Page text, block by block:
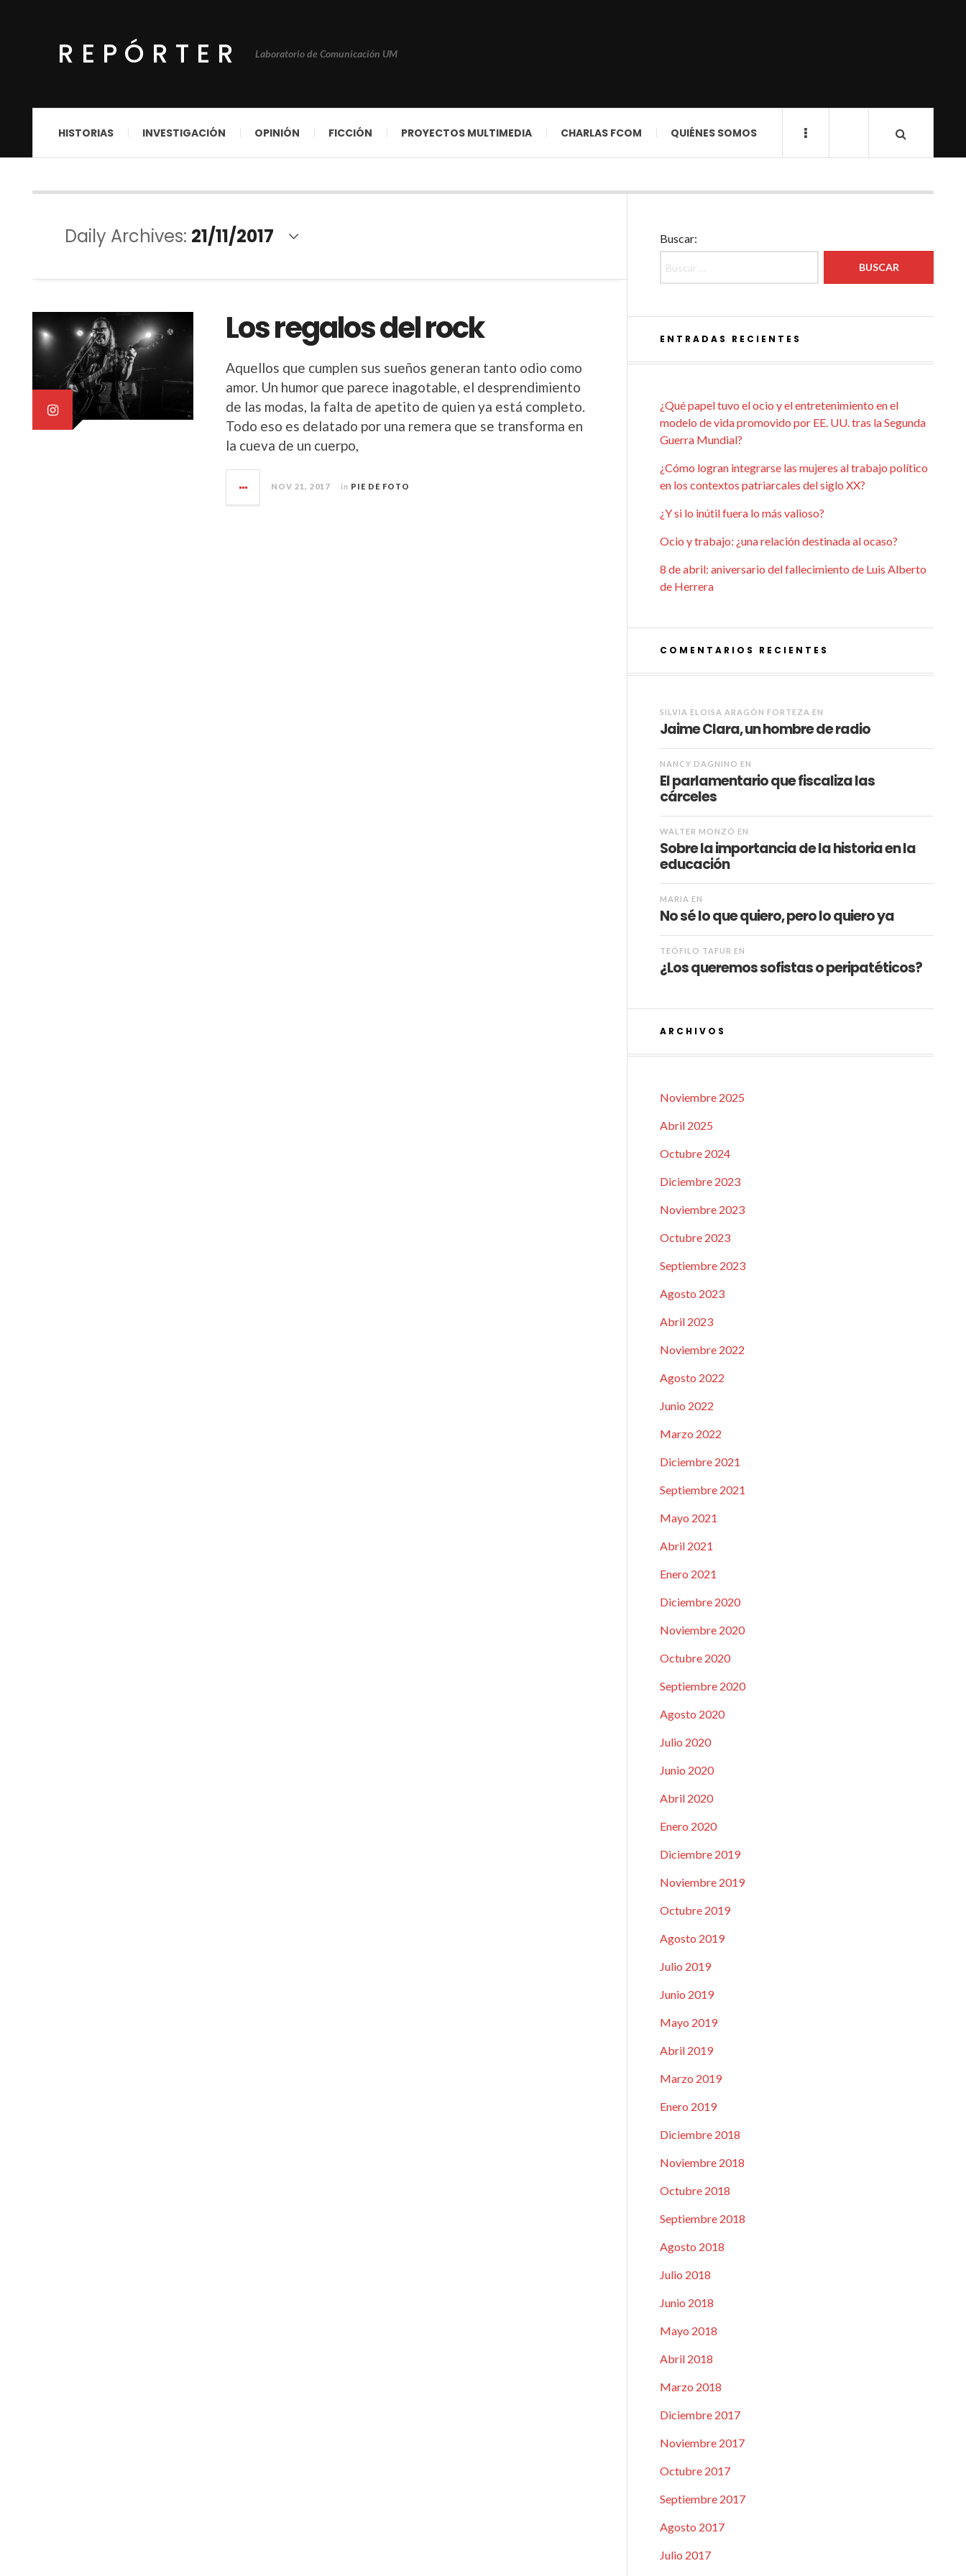
REPÓRTER Laboratorio de Comunicación UM
HISTORIAS INVESTIGACIÓN OPINIÓN FICCIÓN PROYECTOS MULTIMEDIA CHARLAS FCOM QUIÉNES SOMOS
Daily Archives: 21/11/2017
Los regalos del rock
Aquellos que cumplen sus sueños generan tanto odio como
amor. Un humor que parece inagotable, el desprendimiento
de las modas, la falta de apetito de quien ya está completo.
Todo eso es delatado por una remera que se transforma en
la cueva de un cuerpo,
NOV 21, 2017 in PIE DE FOTO
Buscar:
ENTRADAS RECIENTES
¿Qué papel tuvo el ocio y el entretenimiento en el
modelo de vida promovido por EE. UU. tras la Segunda
Guerra Mundial?
¿Cómo logran integrarse las mujeres al trabajo político
en los contextos patriarcales del siglo XX?
¿Y si lo inútil fuera lo más valioso?
Ocio y trabajo: ¿una relación destinada al ocaso?
8 de abril: aniversario del fallecimiento de Luis Alberto
de Herrera
COMENTARIOS RECIENTES
SILVIA ELOISA ARAGÓN FORTEZA EN
Jaime Clara, un hombre de radio
NANCY DAGNINO EN
El parlamentario que fiscaliza las
cárceles
WALTER MONZÓ EN
Sobre la importancia de la historia en la
educación
MARIA EN
No sé lo que quiero, pero lo quiero ya
TEÓFILO TAFUR EN
¿Los queremos sofistas o peripatéticos?
ARCHIVOS
Noviembre 2025
Abril 2025
Octubre 2024
Diciembre 2023
Noviembre 2023
Octubre 2023
Septiembre 2023
Agosto 2023
Abril 2023
Noviembre 2022
Agosto 2022
Junio 2022
Marzo 2022
Diciembre 2021
Septiembre 2021
Mayo 2021
Abril 2021
Enero 2021
Diciembre 2020
Noviembre 2020
Octubre 2020
Septiembre 2020
Agosto 2020
Julio 2020
Junio 2020
Abril 2020
Enero 2020
Diciembre 2019
Noviembre 2019
Octubre 2019
Agosto 2019
Julio 2019
Junio 2019
Mayo 2019
Abril 2019
Marzo 2019
Enero 2019
Diciembre 2018
Noviembre 2018
Octubre 2018
Septiembre 2018
Agosto 2018
Julio 2018
Junio 2018
Mayo 2018
Abril 2018
Marzo 2018
Diciembre 2017
Noviembre 2017
Octubre 2017
Septiembre 2017
Agosto 2017
Julio 2017